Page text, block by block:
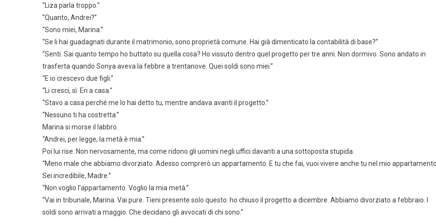
“Liza parla troppo.”
“Quanto, Andrei?”
“Sono miei, Marina.”
“Se li hai guadagnati durante il matrimonio, sono proprietà comune. Hai già dimenticato la contabilità di base?”
“Senti. Sai quanto tempo ho buttato su quella cosa? Ho vissuto dentro quel progetto per tre anni. Non dormivo. Sono andato in
trasferta quando Sonya aveva la febbre a trentanove. Quei soldi sono miei.”
“E io crescevo due figli.”
“Li cresci, sì. Eri a casa.”
“Stavo a casa perché me lo hai detto tu, mentre andava avanti il progetto.”
“Nessuno ti ha costretta.”
Marina si morse il labbro.
“Andrei, per legge, la metà è mia.”
Poi lui rise. Non nervosamente, ma come ridono gli uomini negli uffici davanti a una sottoposta stupida.
“Meno male che abbiamo divorziato. Adesso comprerò un appartamento. E tu che fai, vuoi vivere anche tu nel mio
Sei incredibile, Madre.”
“Non voglio l’appartamento. Voglio la mia metà.”
“Vai in tribunale, Marina. Vai pure. Tieni presente solo questo: ho chiuso il progetto a dicembre. Abbiamo divorziato a febbraio. I
soldi sono arrivati a maggio. Che decidano gli avvocati di chi sono.”